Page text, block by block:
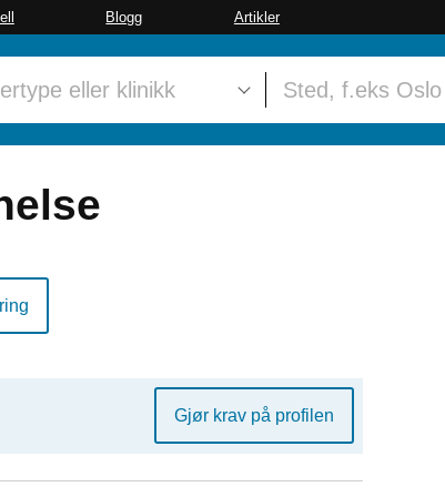
Blogg Artikler
Gjør krav på profilen